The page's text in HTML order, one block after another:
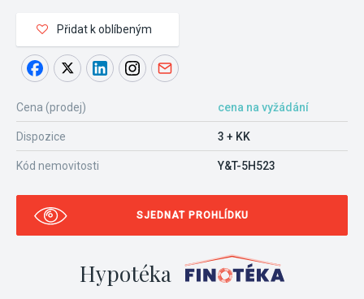
Přidat k oblíbeným
Cena (prodej) cena na vyžádání
Dispozice 3 + KK
Kód nemovitosti Y&T-5H523
SJEDNAT PROHLÍDKU
Hypotéka